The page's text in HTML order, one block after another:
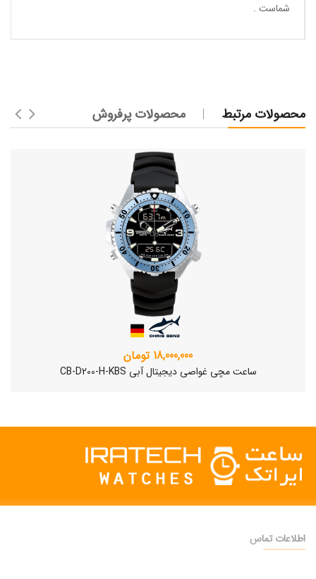
شماست .
محصولات مرتبط محصولات پرفروش
18,000,000 تومان
ساعت مچی غواصی دیجیتال آبی CB-D200-H-KBS
اطلاعات تماس